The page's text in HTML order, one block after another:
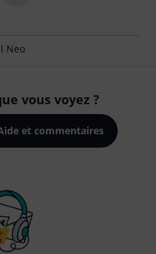
Neo
vous voyez ?
et commentaires